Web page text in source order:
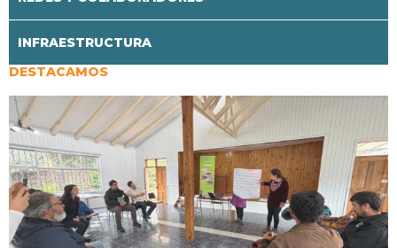
INFRAESTRUCTURA
DESTACAMOS